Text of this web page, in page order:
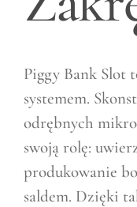
Piggy Bank Slot
systemem.
odrębnych
swoją rolę:
produkowanie
saldem. Dzięki